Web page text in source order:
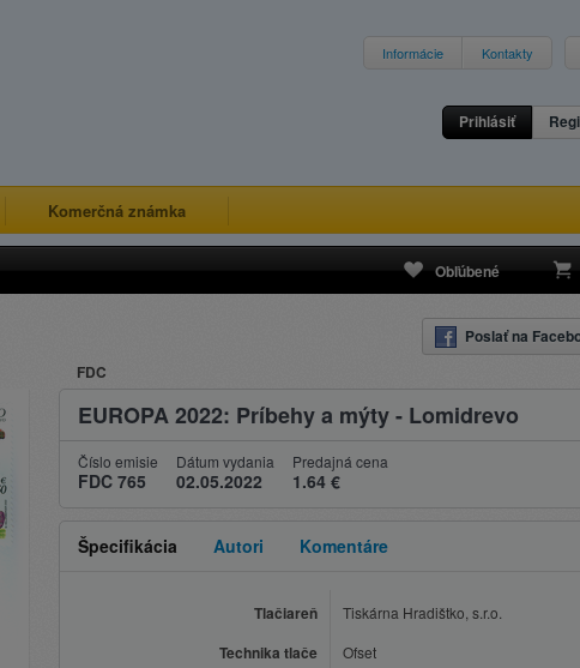
Informácie Kontakty
Prihlásiť
Komerčná známka
Obľúbené
Poslať na
FDC
EUROPA 2022: Príbehy a mýty - Lomidrevo
Číslo emisie
FDC 765
Dátum vydania
02.05.2022
Predajná cena
1.64 €
Špecifikácia Autori Komentáre
Tlačiareň Tiskárna Hradištko, s.r.o.
Technika tlače Ofset